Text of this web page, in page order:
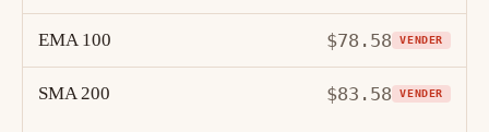
EMA 100 $78.58 VENDER
SMA 200 $83.58 VENDER